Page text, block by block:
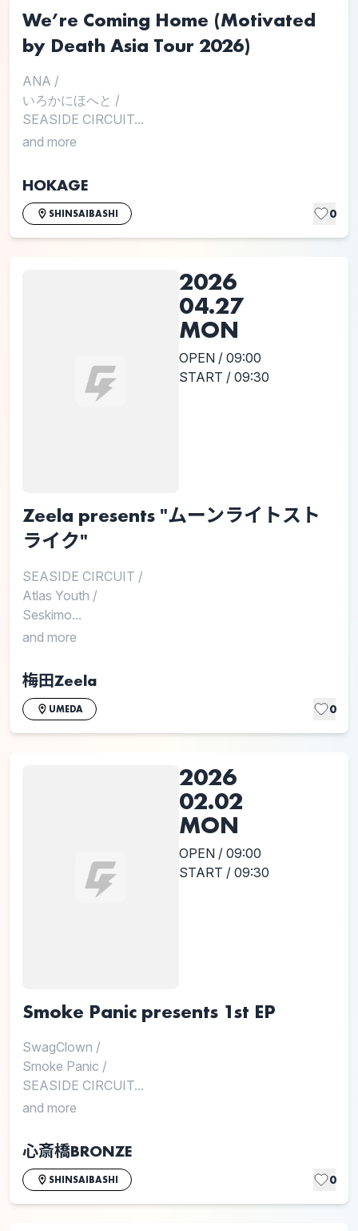
We’re Coming Home (Motivated
by Death Asia Tour 2026)
ANA /
いろかにほへと /
SEASIDE CIRCUIT...
and more
HOKAGE
SHINSAIBASHI 0
2026
04.27
MON
OPEN / 09:00
START / 09:30
Zeela presents "ムーンライトスト
ライク"
SEASIDE CIRCUIT /
Atlas Youth /
Seskimo...
and more
梅田Zeela
UMEDA 0
2026
02.02
MON
OPEN / 09:00
START / 09:30
Smoke Panic presents 1st EP
SwagClown /
Smoke Panic /
SEASIDE CIRCUIT...
and more
心斎橋BRONZE
SHINSAIBASHI 0